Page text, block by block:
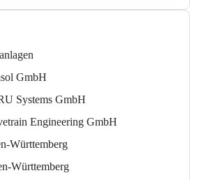
GmbH
Systems GmbH
Engineering GmbH
Württemberg
Württemberg